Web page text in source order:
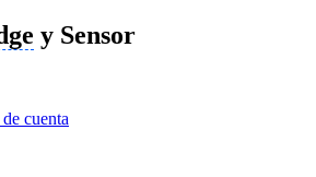
y Sensor
cuenta